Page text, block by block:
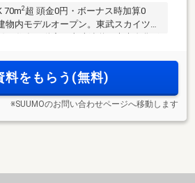
70m2超 頭金0円・ボーナス時加算0
物内モデルオープン。東武スカイツリ
料をもらう(無料)
※SUUMOのお問い合わせページへ移動します